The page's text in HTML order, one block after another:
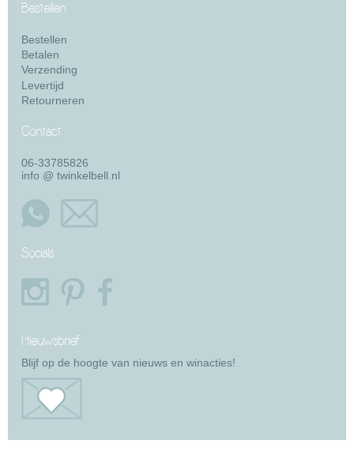
Bestellen
Bestellen
Betalen
Verzending
Levertijd
Retourneren
Contact
06-33785826
info @ twinkelbell.nl
Socials
Nieuwsbrief
Blijf op de hoogte van nieuws en winacties!